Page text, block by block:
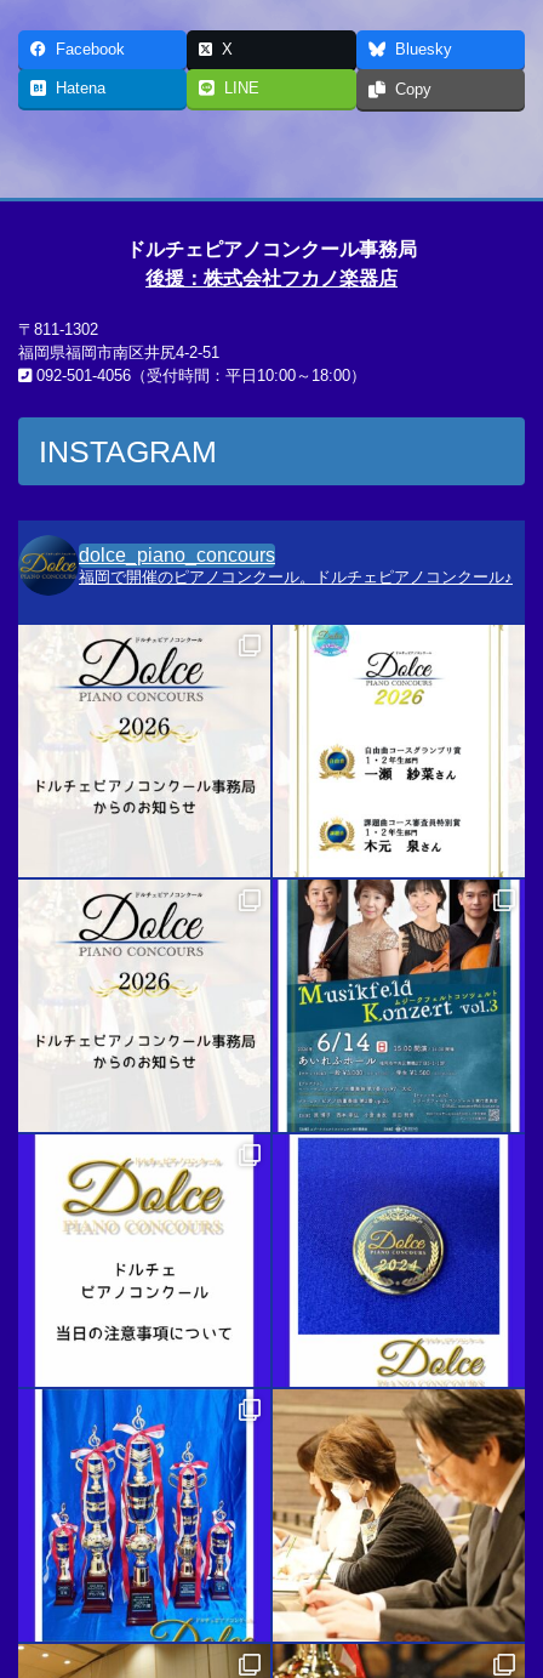
Facebook X Bluesky
Hatena LINE Copy
ドルチェピアノコンクール事務局
後援：株式会社フカノ楽器店
〒811-1302
福岡県福岡市南区井尻4-2-51
092-501-4056（受付時間：平日10:00～18:00）
INSTAGRAM
dolce_piano_concours
福岡で開催のピアノコンクール。ドルチェピアノコンクール♪